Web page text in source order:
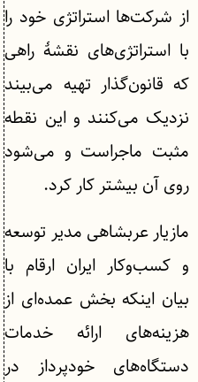
از شرکت‌ها استراتژی خود را
با استراتژی‌های نقشهٔ راهی
که قانون‌گذار تهیه می‌بیند
نزدیک می‌کنند و این نقطه
مثبت ماجراست و می‌شود
روی آن بیشتر کار کرد.
مازیار عربشاهی مدیر توسعه
و کسب‌وکار ایران ارقام با
بیان اینکه بخش عمده‌ای از
هزینه‌های ارائه خدمات
دستگاه‌های خودپرداز در